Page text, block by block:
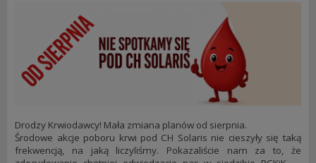
Drodzy Krwiodawcy! Mała zmiana planów od sierpnia.
Środowe akcje poboru krwi pod CH Solaris nie cieszyły się taką
frekwencją, na jaką liczyliśmy. Pokazaliście nam za to, że